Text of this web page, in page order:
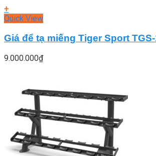
+
Quick View
Giá để tạ miếng Tiger Sport
9.000.000₫